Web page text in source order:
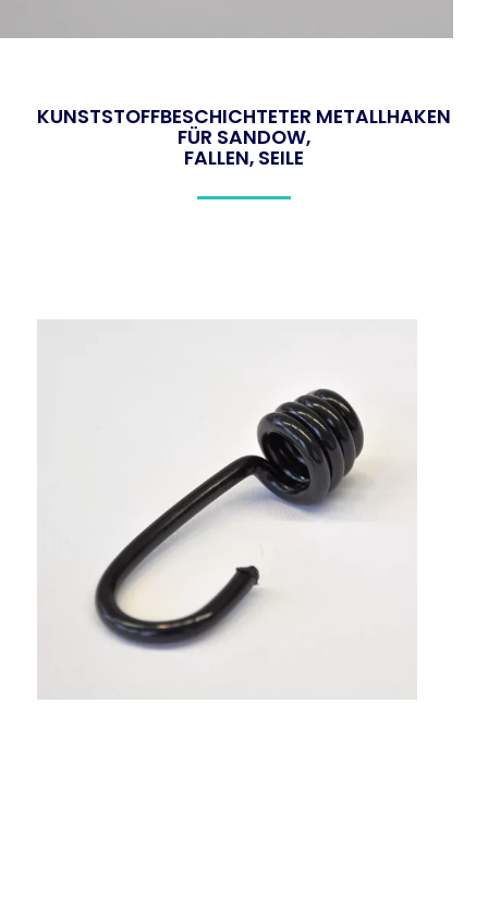
KUNSTSTOFFBESCHICHTETER METALLHAKEN
FÜR SANDOW,
FALLEN, SEILE